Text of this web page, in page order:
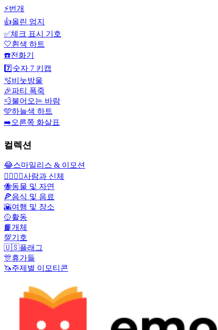
⚡번개
👍올린 엄지
✅체크 표시 기호
🤍흰색 하트
☎️전화기
7️⃣ 숫자 7 키캡
🫧비눗방울
🎉파티 폭죽
💨불어오는 바람
🩵하늘색 하트
➡️오른쪽 화살표
컬렉션
😂스마일리스 & 이모션
👩‍❤️‍💋‍👨사람과 신체
🐝동물 및 자연
🍕음식 및 음료
🌇여행 및 장소
🥎활동
📙개체
💯기호
🇺🇸플래그
🎊휴가들
🦄주제별 이모티콘